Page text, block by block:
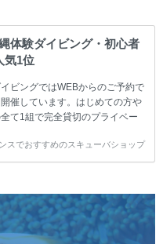
客様、ファンダイビングのリピ
イビングの全てのコース費が
ンタルが50%OFFになります。
ファンダイビング ￥13800(税
イト / タンク / 送迎...
体験ダイビング・初心者
気1位
ビングではWEBからのご予約で
催しています。はじめての方や
て1組で完全貸切のプライベー
加ください。 全てのコースで高
撮影付きです。初心者の方やダ
チ・体験ダイビング 格安キャ
￥11800(税込) 器材 / 送迎 / 保
グがはじめての方や初心者でも
のコース。沖縄本島のビーチか
スでおすすめのスキューバショップ